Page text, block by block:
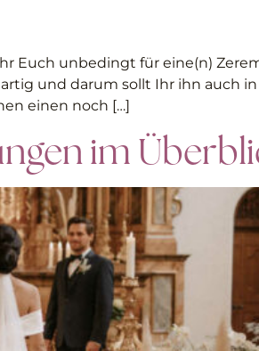
Euch unbedingt für eine(n)
und darum sollt Ihr ihn auch
einen noch […]
im